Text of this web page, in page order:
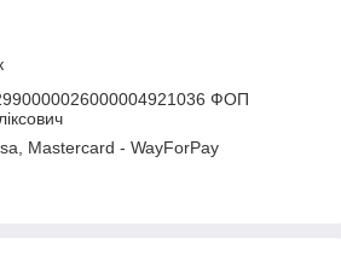
ФОП
Mastercard - WayForPay